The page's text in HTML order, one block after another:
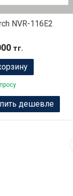
NVR-116E2
тг.
дешевле